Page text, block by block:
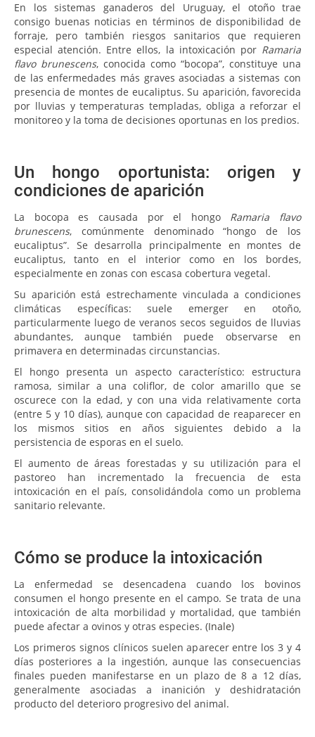
En los sistemas ganaderos del Uruguay, el otoño trae
consigo buenas noticias en términos de disponibilidad de
forraje, pero también riesgos sanitarios que requieren
especial atención. Entre ellos, la intoxicación por Ramaria
flavo brunescens, conocida como “bocopa”, constituye una
de las enfermedades más graves asociadas a sistemas con
presencia de montes de eucaliptus. Su aparición, favorecida
por lluvias y temperaturas templadas, obliga a reforzar el
monitoreo y la toma de decisiones oportunas en los predios.
Un hongo oportunista: origen y
condiciones de aparición
La bocopa es causada por el hongo Ramaria flavo
brunescens, comúnmente denominado “hongo de los
eucaliptus”. Se desarrolla principalmente en montes de
eucaliptus, tanto en el interior como en los bordes,
especialmente en zonas con escasa cobertura vegetal.
Su aparición está estrechamente vinculada a condiciones
climáticas específicas: suele emerger en otoño,
particularmente luego de veranos secos seguidos de lluvias
abundantes, aunque también puede observarse en
primavera en determinadas circunstancias.
El hongo presenta un aspecto característico: estructura
ramosa, similar a una coliflor, de color amarillo que se
oscurece con la edad, y con una vida relativamente corta
(entre 5 y 10 días), aunque con capacidad de reaparecer en
los mismos sitios en años siguientes debido a la
persistencia de esporas en el suelo.
El aumento de áreas forestadas y su utilización para el
pastoreo han incrementado la frecuencia de esta
intoxicación en el país, consolidándola como un problema
sanitario relevante.
Cómo se produce la intoxicación
La enfermedad se desencadena cuando los bovinos
consumen el hongo presente en el campo. Se trata de una
intoxicación de alta morbilidad y mortalidad, que también
puede afectar a ovinos y otras especies. (Inale)
Los primeros signos clínicos suelen aparecer entre los 3 y 4
días posteriores a la ingestión, aunque las consecuencias
finales pueden manifestarse en un plazo de 8 a 12 días,
generalmente asociadas a inanición y deshidratación
producto del deterioro progresivo del animal.